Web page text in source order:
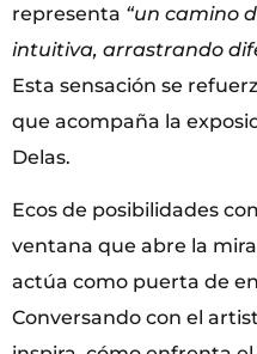
representa “un camino
intuitiva, arrastrando
Esta sensación se
que acompaña la
Delas.
Ecos de posibilidades
ventana que abre la
actúa como puerta de
Conversando con el